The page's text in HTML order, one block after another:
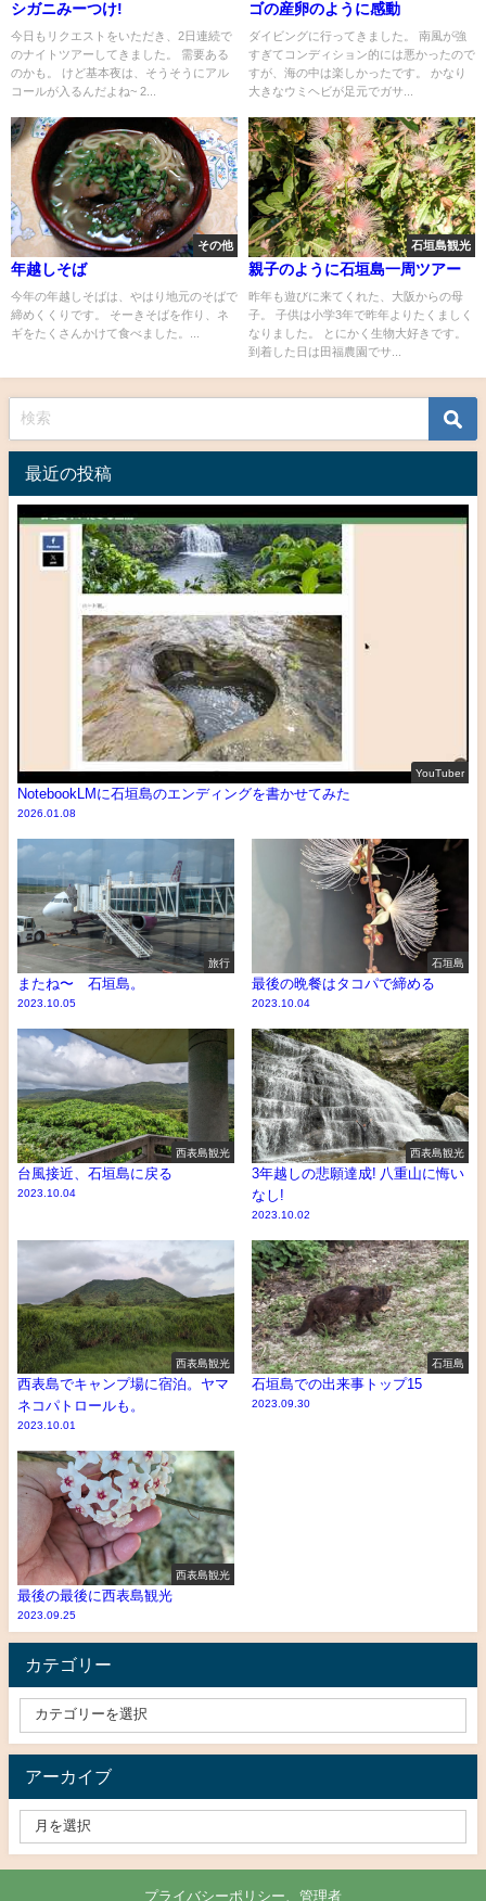
シガニみーつけ!
今日もリクエストをいただき、2日連続で
のナイトツアーしてきました。 需要ある
のかも。 けど基本夜は、そうそうにアル
コールが入るんだよね~ 2...
ゴの産卵のように感動
ダイビングに行ってきました。 南風が強
すぎてコンディション的には悪かったので
すが、海の中は楽しかったです。 かなり
大きなウミヘビが足元でガサ...
その他
年越しそば
今年の年越しそばは、やはり地元のそばで
締めくくりです。 そーきそばを作り、ネ
ギをたくさんかけて食べました。...
石垣島観光
親子のように石垣島一周ツアー
昨年も遊びに来てくれた、大阪からの母
子。 子供は小学3年で昨年よりたくましく
なりました。 とにかく生物大好きです。
到着した日は田福農園でサ...
最近の投稿
YouTuber
NotebookLMに石垣島のエンディングを書かせてみた
2026.01.08
旅行
またね〜 石垣島。
2023.10.05
石垣島
最後の晩餐はタコパで締める
2023.10.04
西表島観光
台風接近、石垣島に戻る
2023.10.04
西表島観光
3年越しの悲願達成! 八重山に悔い
なし!
2023.10.02
西表島観光
西表島でキャンプ場に宿泊。ヤマ
ネコパトロールも。
2023.10.01
石垣島
石垣島での出来事トップ15
2023.09.30
西表島観光
最後の最後に西表島観光
2023.09.25
カテゴリー
アーカイブ
プライバシーポリシー、管理者